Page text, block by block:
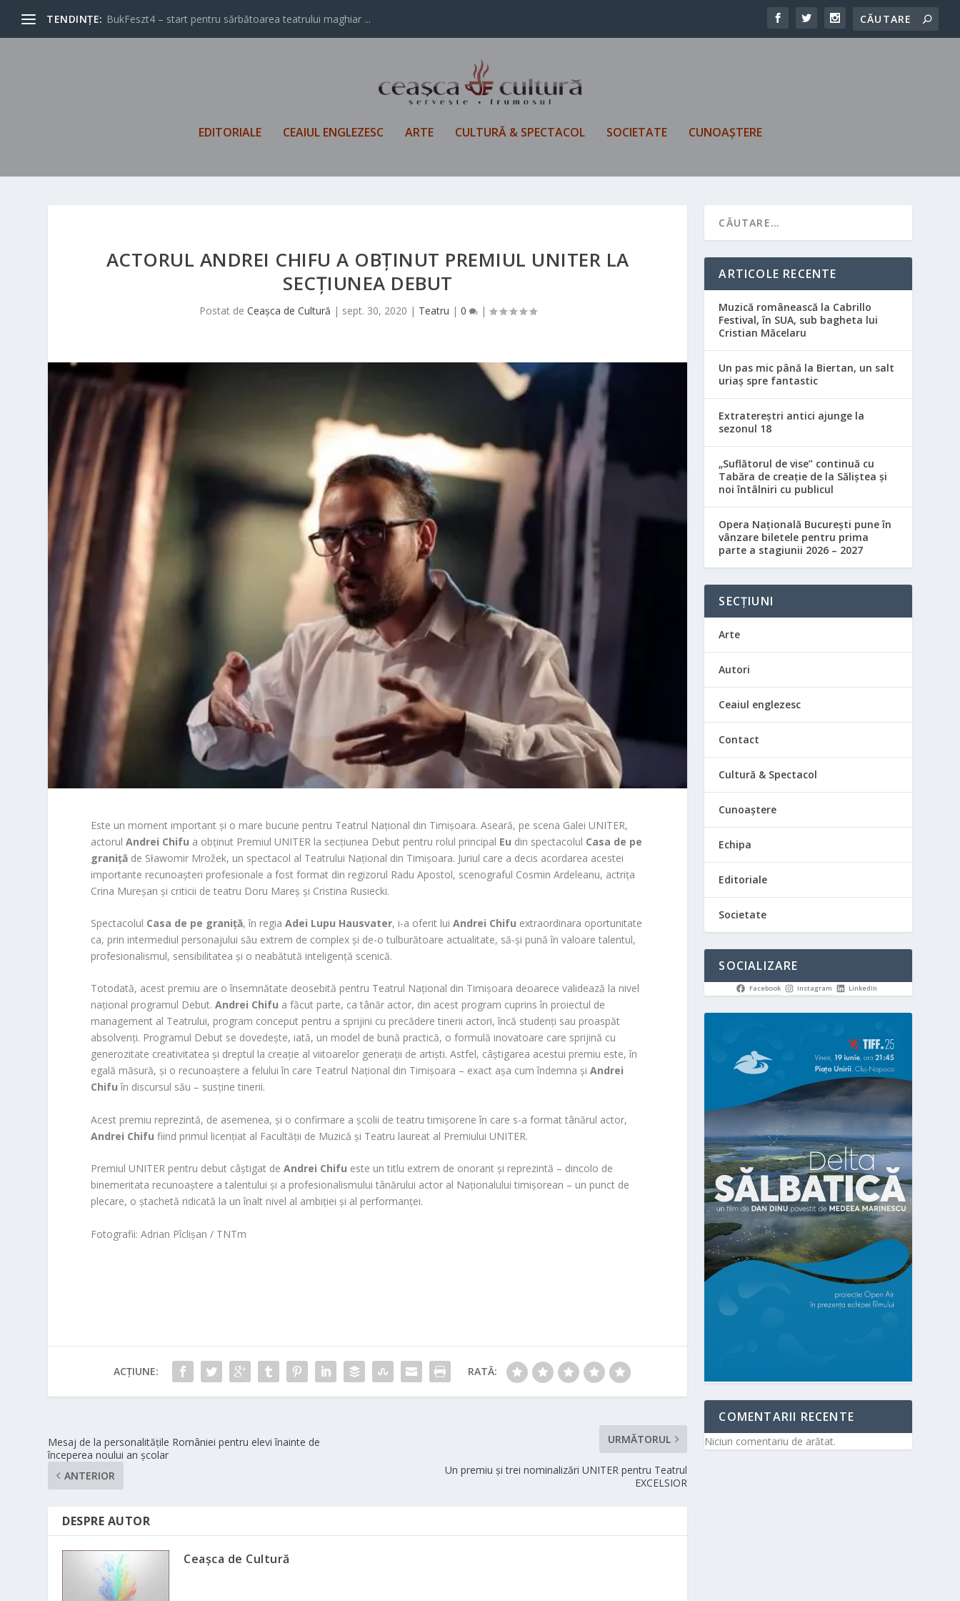
TENDINȚE: BukFeszt4 – start pentru sărbătoarea teatrului maghiar ...
EDITORIALE CEAIUL ENGLEZESC ARTE CULTURĂ & SPECTACOL SOCIETATE CUNOAȘTERE
ACTORUL ANDREI CHIFU A OBȚINUT PREMIUL UNITER LA
SECȚIUNEA DEBUT
Postat de Ceașca de Cultură | sept. 30, 2020 | Teatru | 0 |
Este un moment important și o mare bucurie pentru Teatrul Național din Timișoara. Aseară, pe scena Galei UNITER,
actorulAndrei Chifu a obținut Premiul UNITER la secțiunea Debut pentru rolul principal Eu din spectacolul Casa de pe
graniță de Sławomir Mrožek, un spectacol al Teatrului Național din Timișoara. Juriul care a decis acordarea acestei
importante recunoașteri profesionale a fost format din regizorul Radu Apostol, scenograful Cosmin Ardeleanu, actrița
Crina Mureșan și criticii de teatru Doru Mareș și Cristina Rusiecki.
Spectacolul Casa de pe graniță, în regiaAdei Lupu Hausvater, i-a oferit luiAndrei Chifu extraordinara oportunitate
ca, prin intermediul personajului său extrem de complex și de-o tulburătoare actualitate, să-și pună în valoare talentul,
profesionalismul, sensibilitatea și o neabătută inteligență scenică.
Totodată, acest premiu are o însemnătate deosebită pentru Teatrul Național din Timișoara deoarece validează la nivel
național programul Debut.Andrei Chifu a făcut parte, ca tânăr actor, din acest program cuprins în proiectul de
management al Teatrului, program conceput pentru a sprijini cu precădere tinerii actori, încă studenți sau proaspăt
absolvenți. Programul Debut se dovedește, iată, un model de bună practică, o formulă inovatoare care sprijină cu
generozitate creativitatea și dreptul la creație al viitoarelor generații de artiști. Astfel, câștigarea acestui premiu este, în
egală măsură, și o recunoaștere a felului în care Teatrul Național din Timișoara – exact așa cum îndemna șiAndrei
Chifu în discursul său – susține tinerii.
Acest premiu reprezintă, de asemenea, și o confirmare a școlii de teatru timișorene în care s-a format tânărul actor,
Andrei Chifu fiind primul licențiat al Facultății de Muzică și Teatru laureat al Premiului UNITER.
Premiul UNITER pentru debut câștigat deAndrei Chifu este un titlu extrem de onorant și reprezintă – dincolo de
binemeritata recunoaștere a talentului și a profesionalismului tânărului actor al Naționalului timișorean – un punct de
plecare, o ștachetă ridicată la un înalt nivel al ambiției și al performanței.
Fotografii: Adrian Pîclișan / TNTm
ACȚIUNE: RATĂ:
Mesaj de la personalitățile României pentru elevi înainte de
începerea noului an școlar
ANTERIOR
URMĂTORUL
Un premiu și trei nominalizări UNITER pentru Teatrul
EXCELSIOR
DESPRE AUTOR
Ceașca de Cultură
ARTICOLE RECENTE
Muzică românească la Cabrillo
Festival, în SUA, sub bagheta lui
Cristian Măcelaru
Un pas mic până la Biertan, un salt
uriaș spre fantastic
Extratereștri antici ajunge la
sezonul 18
„Suflătorul de vise” continuă cu
Tabăra de creație de la Săliștea și
noi întâlniri cu publicul
Opera Națională București pune în
vânzare biletele pentru prima
parte a stagiunii 2026 – 2027
SECȚIUNI
Arte
Autori
Ceaiul englezesc
Contact
Cultură & Spectacol
Cunoaștere
Echipa
Editoriale
Societate
SOCIALIZARE
Facebook Instagram LinkedIn
COMENTARII RECENTE
Niciun comentariu de arătat.